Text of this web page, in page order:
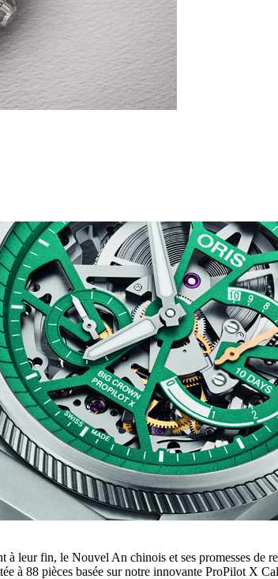
leur fin, le Nouvel An chinois et ses promesses de
88 pièces basée sur notre innovante ProPilot X